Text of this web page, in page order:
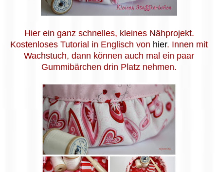
Hier ein ganz schnelles, kleines Nähprojekt.
Kostenloses Tutorial in Englisch von hier. Innen mit
Wachstuch, dann können auch mal ein paar
Gummibärchen drin Platz nehmen.